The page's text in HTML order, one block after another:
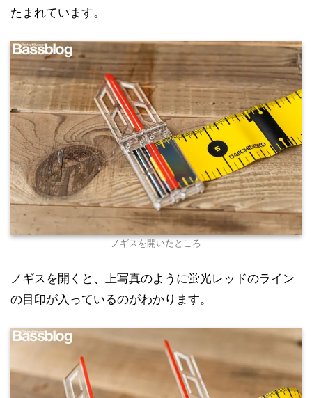
たまれています。
ノギスを開いたところ
ノギスを開くと、上写真のように蛍光レッドのライン
の目印が入っているのがわかります。